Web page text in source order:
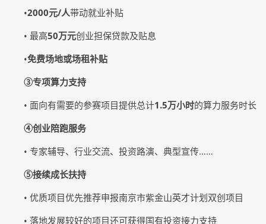
•2000元/人带动就业补贴
• 最高50万元创业担保贷款及贴息
•免费场地或场租补贴
③专项算力支持
• 面向有需要的参赛项目提供总计1.5万小时的算力服务时长
④创业陪跑服务
• 专家辅导、行业交流、投资路演、典型宣传……
⑤接续成长扶持
• 优质项目优先推荐申报南京市紫金山英才计划双创项目
• 落地发展较好的项目还可获得国有投资接力支持